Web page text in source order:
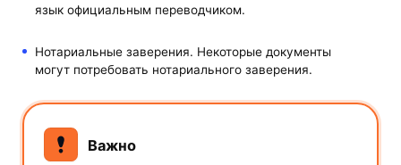
язык официальным переводчиком.
Нотариальные заверения. Некоторые документы
могут потребовать нотариального заверения.
Важно